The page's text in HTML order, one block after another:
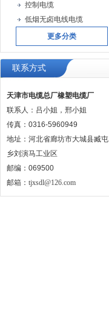
控制电缆
低烟无卤电线电缆
更多分类
联系方式
天津市电缆总厂橡塑电缆厂
联系人：吕小姐，邢小姐
传真：0316-5960949
地址：河北省廊坊市大城县臧屯
乡刘演马工业区
邮编：069500
邮箱： tjxsdl@126.com